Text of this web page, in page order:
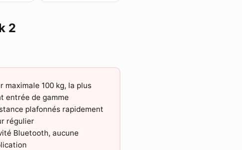
2
maximale 100 kg, la plus
entrée de gamme
plafonnés rapidement
régulier
Bluetooth, aucune